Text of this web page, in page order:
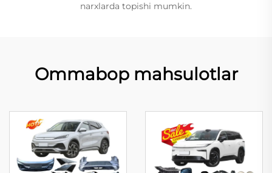
narxlarda topishi mumkin.
Ommabop mahsulotlar